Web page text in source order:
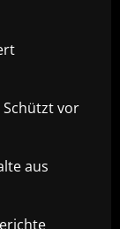
Schützt vor
aus